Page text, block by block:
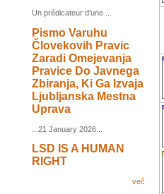
Un prédicateur d'une ...
Pismo Varuhu
Človekovih Pravic
Zaradi Omejevanja
Pravice Do Javnega
Zbiranja, Ki Ga Izvaja
Ljubljanska Mestna
Uprava
...21 January 2026...
LSD IS A HUMAN
RIGHT
več